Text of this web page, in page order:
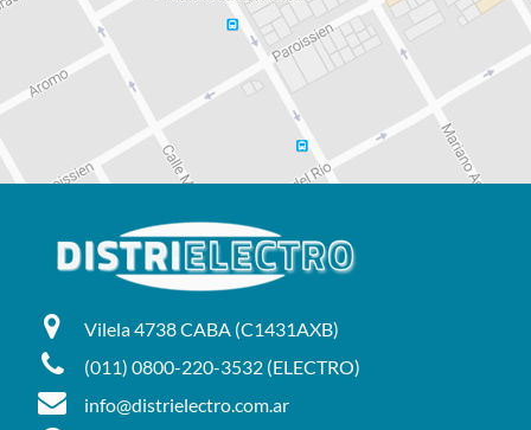
Vilela 4738 CABA (C1431AXB)
(011) 0800-220-3532 (ELECTRO)
info@distrielectro.com.ar